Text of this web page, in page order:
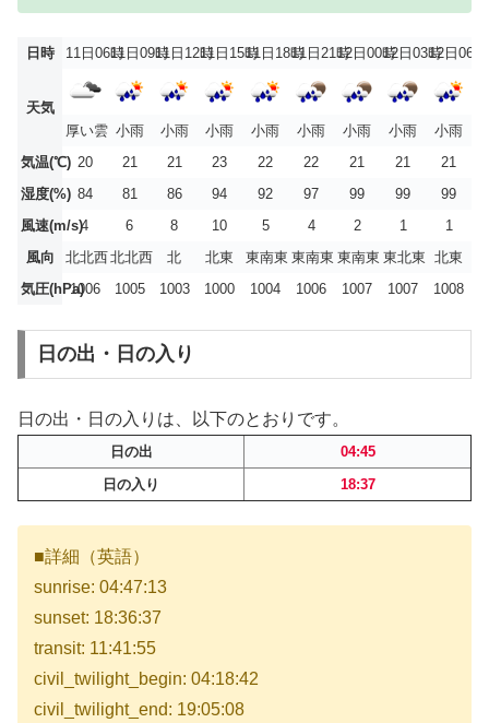
日時 11日06時11日09時11日12時11日15時11日18時11日21時12日00時12日03時12日06時
天気
厚い雲 小雨 小雨 小雨 小雨 小雨 小雨 小雨
小雨
気温(℃) 20 21 21 23 22 22 21 21
21
湿度(%) 84 81 86 94 92 97 99 99
99
風速(m/s)4 6 8 10 5 4 2 1
1
風向
北北西北北西 北 北東 東南東 東南東 東南東 東北東 北東
気圧(hPa)1006 1005 1003 1000 1004 1006 1007 1007 1008
日の出・日の入り
日の出・日の入りは、以下のとおりです。
日の出
04:45
日の入り
18:37
■詳細（英語）
sunrise: 04:47:13
sunset: 18:36:37
transit: 11:41:55
civil_twilight_begin: 04:18:42
civil_twilight_end: 19:05:08